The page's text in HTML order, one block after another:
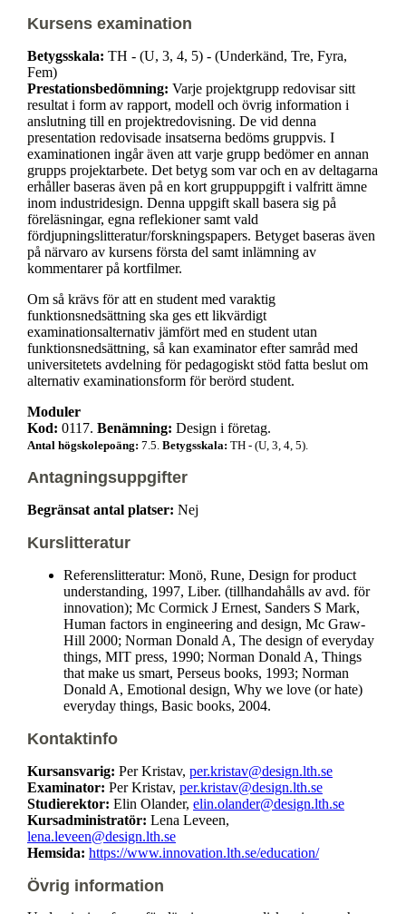
Kursens examination
Betygsskala: TH - (U, 3, 4, 5) - (Underkänd, Tre, Fyra,
Fem)
Prestationsbedömning: Varje projektgrupp redovisar sitt
resultat i form av rapport, modell och övrig information i
anslutning till en projektredovisning. De vid denna
presentation redovisade insatserna bedöms gruppvis. I
examinationen ingår även att varje grupp bedömer en annan
grupps projektarbete. Det betyg som var och en av deltagarna
erhåller baseras även på en kort gruppuppgift i valfritt ämne
inom industridesign. Denna uppgift skall basera sig på
föreläsningar, egna reflekioner samt vald
fördjupningslitteratur/forskningspapers. Betyget baseras även
på närvaro av kursens första del samt inlämning av
kommentarer på kortfilmer.
Om så krävs för att en student med varaktig
funktionsnedsättning ska ges ett likvärdigt
examinationsalternativ jämfört med en student utan
funktionsnedsättning, så kan examinator efter samråd med
universitetets avdelning för pedagogiskt stöd fatta beslut om
alternativ examinationsform för berörd student.
Moduler
Kod: 0117. Benämning: Design i företag.
Antal högskolepoäng: 7.5. Betygsskala: TH - (U, 3, 4, 5).
Antagningsuppgifter
Begränsat antal platser: Nej
Kurslitteratur
Referenslitteratur: Monö, Rune, Design for product
understanding, 1997, Liber. (tillhandahålls av avd. för
innovation); Mc Cormick J Ernest, Sanders S Mark,
Human factors in engineering and design, Mc Graw-
Hill 2000; Norman Donald A, The design of everyday
things, MIT press, 1990; Norman Donald A, Things
that make us smart, Perseus books, 1993; Norman
Donald A, Emotional design, Why we love (or hate)
everyday things, Basic books, 2004.
Kontaktinfo
Kursansvarig: Per Kristav, per.kristav@design.lth.se
Examinator: Per Kristav, per.kristav@design.lth.se
Studierektor: Elin Olander, elin.olander@design.lth.se
Kursadministratör: Lena Leveen,
lena.leveen@design.lth.se
Hemsida: https://www.innovation.lth.se/education/
Övrig information